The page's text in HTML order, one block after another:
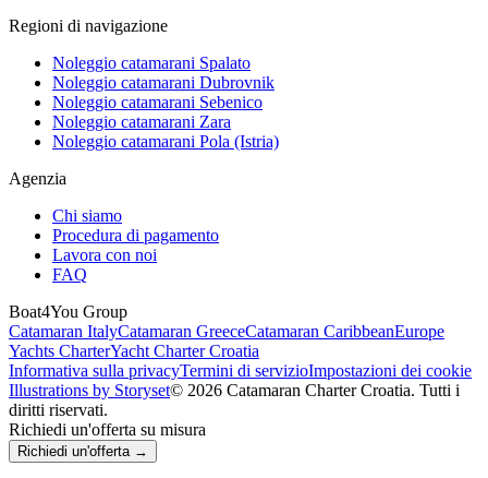
Regioni di navigazione
Noleggio catamarani Spalato
Noleggio catamarani Dubrovnik
Noleggio catamarani Sebenico
Noleggio catamarani Zara
Noleggio catamarani Pola (Istria)
Agenzia
Chi siamo
Procedura di pagamento
Lavora con noi
FAQ
Boat4You Group
Catamaran ItalyCatamaran GreeceCatamaran CaribbeanEurope
Yachts CharterYacht Charter Croatia
Informativa sulla privacyTermini di servizioImpostazioni dei cookie
Illustrations by Storyset© 2026 Catamaran Charter Croatia. Tutti i
diritti riservati.
Richiedi un'offerta su misura
Richiedi un'offerta →